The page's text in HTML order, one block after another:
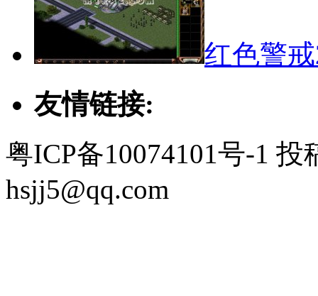
红色警
友情链接:
粤ICP备10074101号-1
hsjj5@qq.com